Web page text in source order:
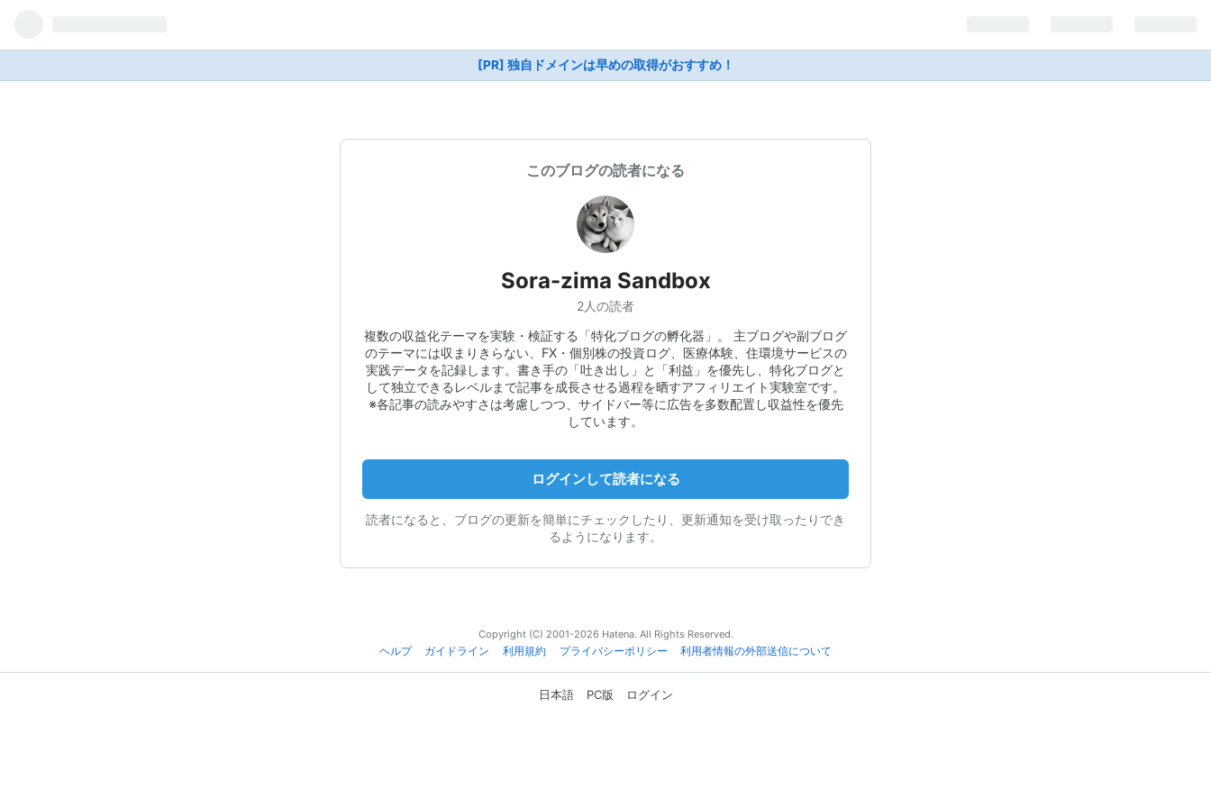
[PR] 独自ドメインは早めの取得がおすすめ！
このブログの読者になる
Sora-zima Sandbox
2人の読者
複数の収益化テーマを実験・検証する「特化ブログの孵化器」。 主ブログや副ブログ
のテーマには収まりきらない、FX・個別株の投資ログ、医療体験、住環境サービスの
実践データを記録します。書き手の「吐き出し」と「利益」を優先し、特化ブログと
して独立できるレベルまで記事を成長させる過程を晒すアフィリエイト実験室です。
※各記事の読みやすさは考慮しつつ、サイドバー等に広告を多数配置し収益性を優先
しています。
ログインして読者になる
読者になると、ブログの更新を簡単にチェックしたり、更新通知を受け取ったりでき
るようになります。
Copyright (C) 2001-2026 Hatena. All Rights Reserved.
ヘルプ
ガイドライン 利用規約 プライバシーポリシー 利用者情報の外部送信について
日本語 PC版 ログイン